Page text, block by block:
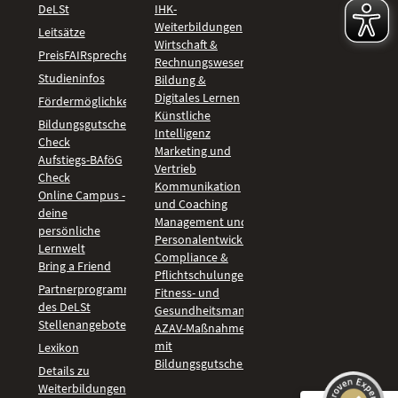
DeLSt
Leitsätze
PreisFAIRsprechen
Studieninfos
Fördermöglichkeiten
Bildungsgutschein
Check
Aufstiegs-BAföG
Check
Online Campus -
deine
persönliche
Lernwelt
Bring a Friend
Partnerprogramm
des DeLSt
Stellenangebote
Lexikon
Details zu
Weiterbildungen
IHK-
Weiterbildungen
Wirtschaft &
Rechnungswesen
Bildung &
Digitales Lernen
Künstliche
Intelligenz
Marketing und
Vertrieb
Kommunikation
und Coaching
Management und
Personalentwicklung
Compliance &
Pflichtschulungen
Fitness- und
Gesundheitsmanagement
AZAV-Maßnahmen
mit
Bildungsgutschein